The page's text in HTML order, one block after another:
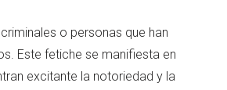
o personas que han
Este fetiche se manifiesta en
excitante la notoriedad y la